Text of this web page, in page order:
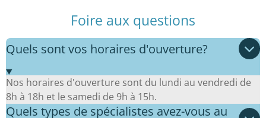
Foire aux questions
Quels sont vos horaires d'ouverture?
Nos horaires d'ouverture sont du lundi au vendredi de
8h à 18h et le samedi de 9h à 15h.
Quels types de spécialistes avez-vous au